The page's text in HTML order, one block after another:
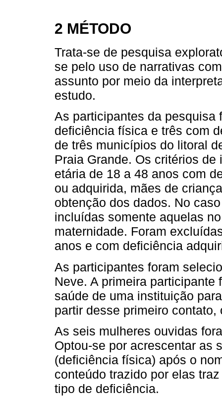
2 MÉTODO
Trata-se de pesquisa
se pelo uso de narrativas
assunto por meio da
estudo.
As participantes da pesquisa
deficiência física e três com
de três municípios do litoral
Praia Grande. Os critérios
etária de 18 a 48 anos com
ou adquirida, mães de
obtenção dos dados. No
incluídas somente aquelas
maternidade. Foram
anos e com deficiência
As participantes foram
Neve. A primeira
saúde de uma instituição
partir desse primeiro
As seis mulheres ouvidas
Optou-se por acrescentar as
(deficiência física) após o
conteúdo trazido por elas
tipo de deficiência.